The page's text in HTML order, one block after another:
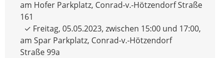
am Hofer Parkplatz, Conrad-v.-Hötzendorf Straße
161
✓ Freitag, 05.05.2023, zwischen 15:00 und 17:00,
am Spar Parkplatz, Conrad-v.-Hötzendorf
Straße 99a